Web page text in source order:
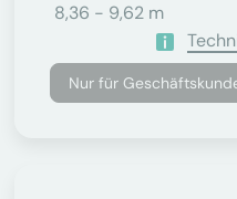
8,36 - 9,62 m
Nur für